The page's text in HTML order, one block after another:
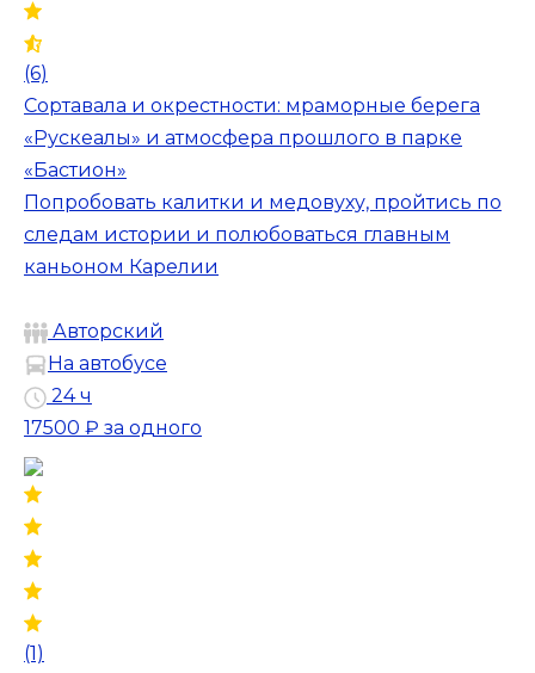
(6)
Сортавала и окрестности: мраморные берега
«Рускеалы» и атмосфера прошлого в парке
«Бастион»
Попробовать калитки и медовуху, пройтись по
следам истории и полюбоваться главным
каньоном Карелии
Авторский
На автобусе
24 ч
17500 ₽ за одного
(1)